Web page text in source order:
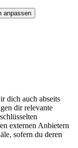
anpassen
dich auch abseits
dir relevante
externen Anbietern
sofern du deren